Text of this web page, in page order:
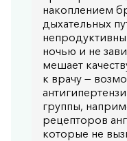
накоплением
дыхательных
ночью и не
мешает
к врачу —
группы,
рецепторов
которые не